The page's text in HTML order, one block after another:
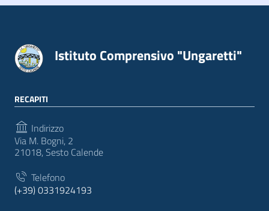
Istituto Comprensivo "Ungaretti"
RECAPITI
Indirizzo
Via M. Bogni, 2
21018, Sesto Calende
Telefono
(+39) 0331924193